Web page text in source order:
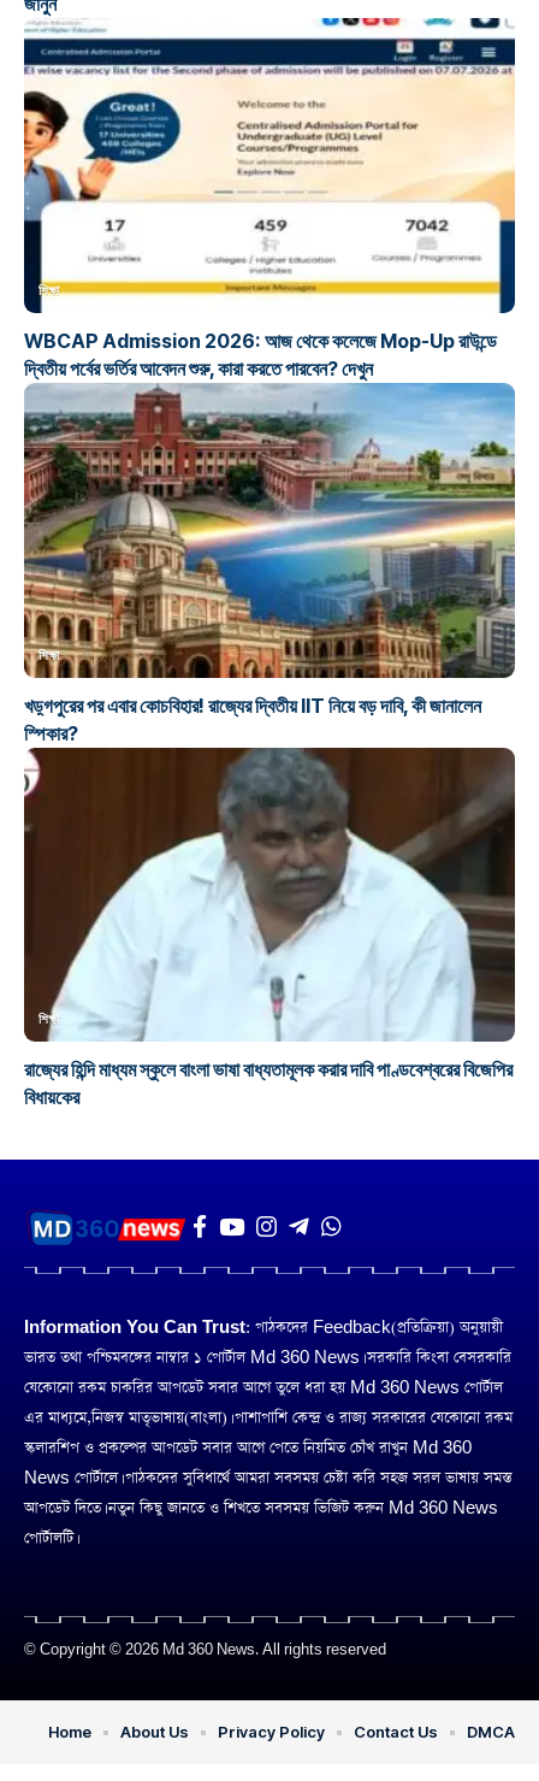
শিক্ষা
WBCAP Admission 2026: আজ থেকে কলেজে Mop-Up রাউন্ডে
দ্বিতীয় পর্বের ভর্তির আবেদন শুরু, কারা করতে পারবেন? দেখুন
শিক্ষা
খড়্গপুরের পর এবার কোচবিহার! রাজ্যের দ্বিতীয় IIT নিয়ে বড় দাবি, কী জানালেন
স্পিকার?
শিক্ষা
রাজ্যের হিন্দি মাধ্যম স্কুলে বাংলা ভাষা বাধ্যতামূলক করার দাবি পাণ্ডবেশ্বরের বিজেপির
বিধায়কের
Information You Can Trust: পাঠকদের Feedback(প্রতিক্রিয়া) অনুয়ায়ী
ভারত তথা পশ্চিমবঙ্গের নাম্বার ১ পোর্টাল Md 360 News। সরকারি কিংবা বেসরকারি
যেকোনো রকম চাকরির আপডেট সবার আগে তুলে ধরা হয় Md 360 News পোর্টাল
এর মাধ্যমে,নিজস্ব মাতৃভাষায়(বাংলা)। পাশাপাশি কেন্দ্র ও রাজ্য সরকারের যেকোনো রকম
স্কলারশিপ ও প্রকল্পের আপডেট সবার আগে পেতে নিয়মিত চোঁখ রাখুন Md 360
News পোর্টালে। পাঠকদের সুবিধার্থে আমরা সবসময় চেষ্টা করি সহজ সরল ভাষায় সমস্ত
আপডেট দিতে। নতুন কিছু জানতে ও শিখতে সবসময় ভিজিট করুন Md 360 News
পোর্টালটি।
© Copyright © 2026 Md 360 News. All rights reserved
Home About Us Privacy Policy Contact Us DMCA